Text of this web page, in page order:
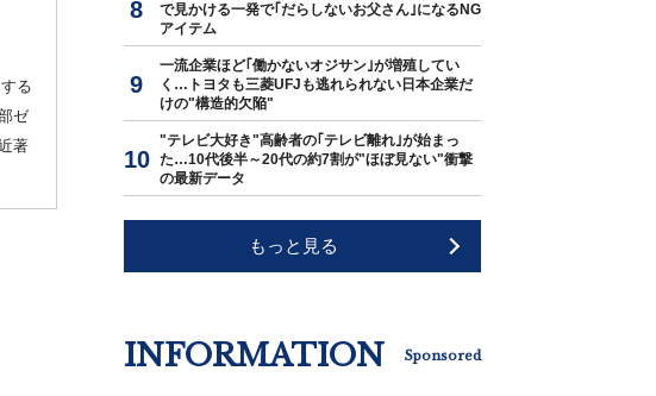
る
ゼ
著
で見かける一発で｢だらしないお父さん｣になるNG
アイテム
一流企業ほど｢働かないオジサン｣が増殖してい
く…トヨタも三菱UFJも逃れられない日本企業だ
けの"構造的欠陥"
"テレビ大好き"高齢者の｢テレビ離れ｣が始まっ
た…10代後半～20代の約7割が"ほぼ見ない"衝撃
の最新データ
もっと見る
INFORMATION Sponsored